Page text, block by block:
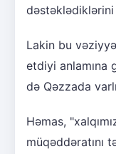
Lakin bu
etdiyi anlamına
də Qəzzada
Həmas,
müqəddəratını